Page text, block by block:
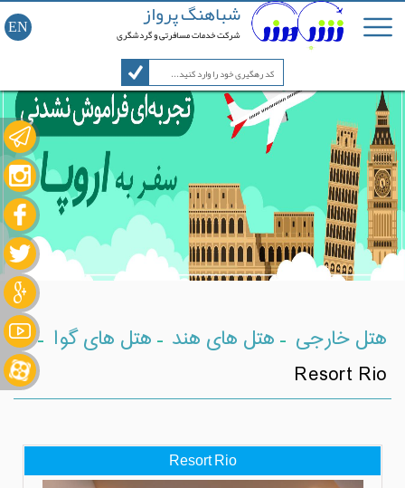
EN شباهنگ پرواز
شرکت خدمات مسافرتی و گردشگری
هتل خارجی -هتل های هند -هتل های گوا -
Resort Rio
Resort Rio